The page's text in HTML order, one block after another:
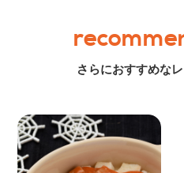
さらにおすすめな